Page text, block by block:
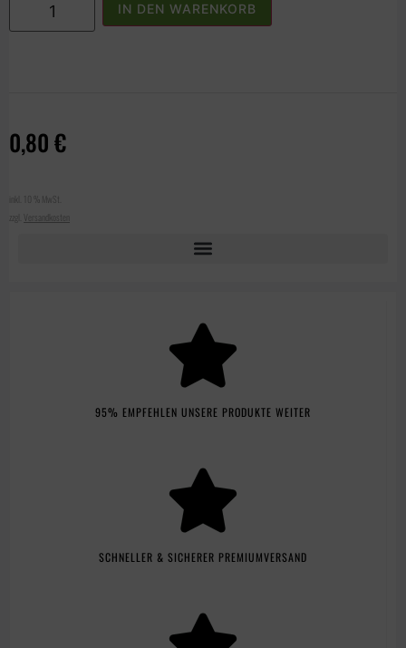
IN DEN WARENKORB
0,80€
inkl. 10 % MwSt.
Versandkosten
95% EMPFEHLEN UNSERE PRODUKTE WEITER
SCHNELLER & SICHERER PREMIUMVERSAND